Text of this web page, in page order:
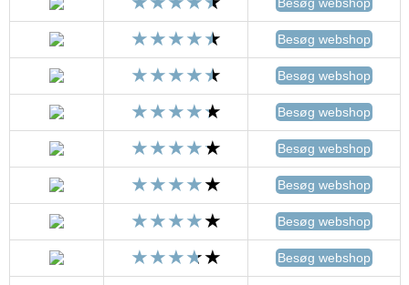
Besøg webshop
Besøg webshop
Besøg webshop
Besøg webshop
Besøg webshop
Besøg webshop
Besøg webshop